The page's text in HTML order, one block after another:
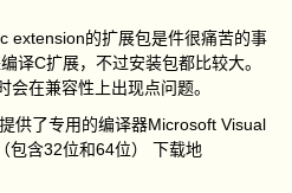
extension的扩展包是件很痛苦的事
译C扩展，不过安装包都比较大。
在兼容性上出现点问题。
供了专用的编译器Microsoft Visual
包含32位和64位） 下载地